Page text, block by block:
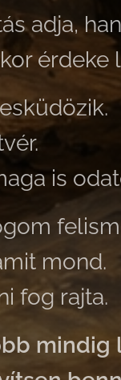
adja,
érdeke
is
mond.
fog rajta.
mindig